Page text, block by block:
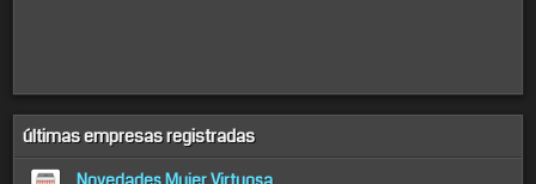
últimas empresas registradas